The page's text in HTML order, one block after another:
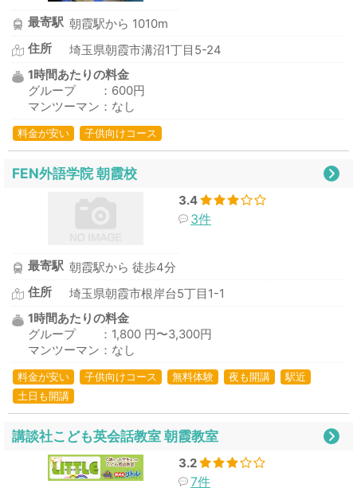
最寄駅 朝霞駅から 1010m
住所
埼玉県朝霞市溝沼1丁目5-24
1時間あたりの料金
グループ ：600円
マンツーマン：なし
料金が安い 子供向けコース
FEN外語学院 朝霞校
3.4
3件
最寄駅 朝霞駅から 徒歩4分
住所
埼玉県朝霞市根岸台5丁目1-1
1時間あたりの料金
グループ ：1,800 円〜3,300円
マンツーマン：なし
料金が安い 子供向けコース 無料体験 夜も開講
駅近
土日も開講
講談社こども英会話教室 朝霞教室
3.2
7件